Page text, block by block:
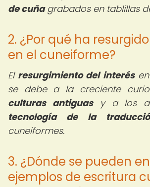
de cuñagrabados en tablillas
2. ¿Por qué ha
en el cuneiforme?
El resurgimiento del interésen
se debe a la creciente
culturas antiguasy a los
tecnología de la
cuneiformes.
3. ¿Dónde se pueden
ejemplos de escritura